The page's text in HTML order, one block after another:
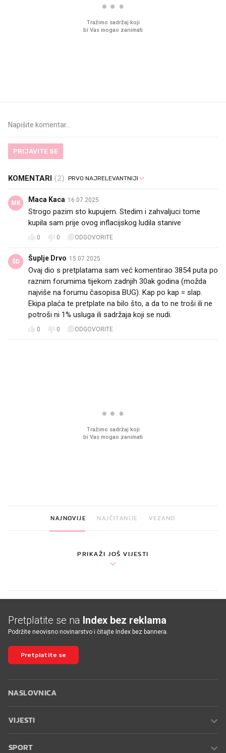
PRIJAVITE SE
KOMENTARI (2)
MK Maca Kaca 16.07.2025.
Strogo pazim sto kupujem. Stedim i zahvaljuci tome
kupila sam prije ovog inflacijskog ludila stanive
0 0 ODGOVORITE
ŠD Šuplje Drvo 15.07.2025.
Ovaj dio s pretplatama sam već komentirao 3854 puta po
raznim forumima tijekom zadnjih 30ak godina (možda
najviše na forumu časopisa BUG). Kap po kap = slap.
Ekipa plaća te pretplate na bilo što, a da to ne troši ili ne
potroši ni 1% usluga ili sadržaja koji se nudi.
0 0 ODGOVORITE
NAJNOVIJE NAJČITANIJE VEZANO
PRIKAŽI JOŠ VIJESTI
Pretplatite se na Index bez reklama
Podržite neovisno novinarstvo i čitajte Index bez bannera.
Pretplatite se
NASLOVNICA
VIJESTI
SPORT